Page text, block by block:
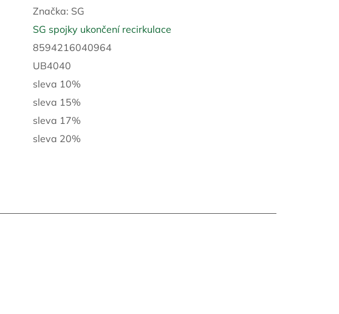
Značka: SG
SG spojky ukončení recirkulace
8594216040964
UB4040
sleva 10%
sleva 15%
sleva 17%
sleva 20%